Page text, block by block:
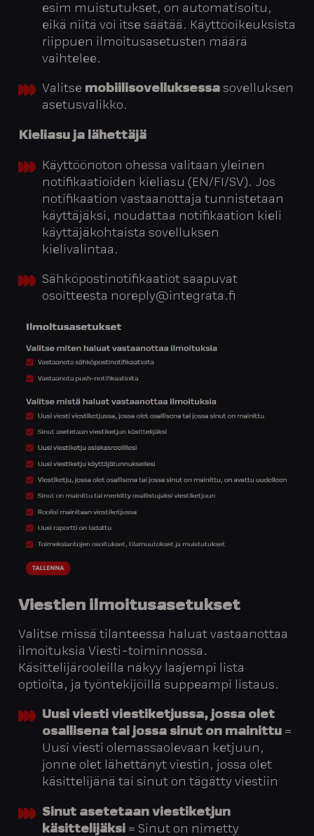
esim muistutukset, on automatisoitu,
eikä niitä voi itse säätää. Käyttöoikeuksista
riippuen ilmoitusasetusten määrä
vaihtelee.
Valitse mobiilisovelluksessa sovelluksen
asetusvalikko.
Kieliasu ja lähettäjä
Käyttöönoton ohessa valitaan yleinen
notifikaatioiden kieliasu (EN/FI/SV). Jos
notifikaation vastaanottaja tunnistetaan
käyttäjäksi, noudattaa notifikaation kieli
käyttäjäkohtaista sovelluksen
kielivalintaa.
Sähköpostinotifikaatiot saapuvat
osoitteesta noreply@integrata.fi
Viestien ilmoitusasetukset
Valitse missä tilanteessa haluat vastaanottaa
ilmoituksia Viesti-toiminnossa.
Käsittelijärooleilla näkyy laajempi lista
optioita, ja työntekijöillä suppeampi listaus.
Uusi viesti viestiketjussa, jossa olet
osallisena tai jossa sinut on mainittu=
Uusi viesti olemassaolevaan ketjuun,
jonne olet lähettänyt viestin, jossa olet
käsittelijänä tai sinut on tägätty viestiin
Sinut asetetaan viestiketjun
käsittelijäksi= Sinut on nimetty